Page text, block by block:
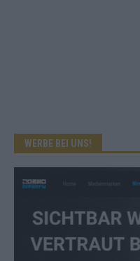
WERBE BEI UNS!